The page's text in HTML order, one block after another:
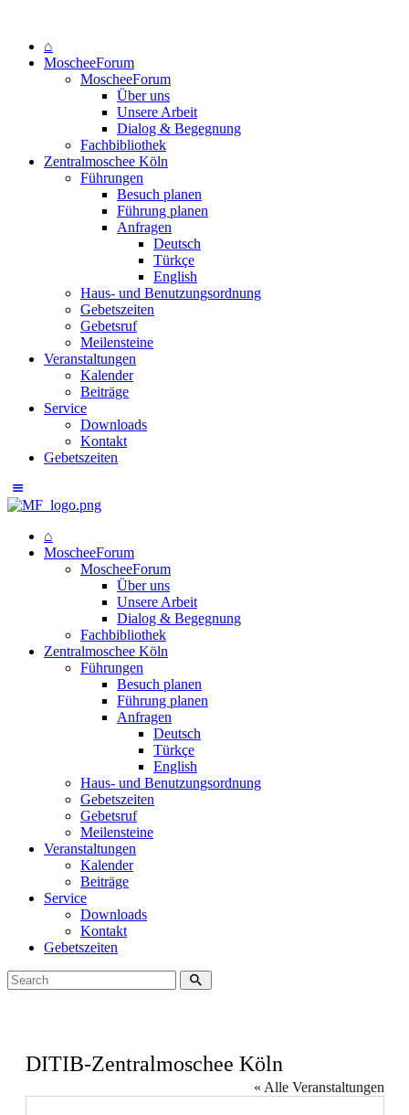
⌂
MoscheeForum
MoscheeForum
Über uns
Unsere Arbeit
Dialog & Begegnung
Fachbibliothek
Zentralmoschee Köln
Führungen
Besuch planen
Führung planen
Anfragen
Deutsch
Türkçe
English
Haus- und Benutzungsordnung
Gebetszeiten
Gebetsruf
Meilensteine
Veranstaltungen
Kalender
Beiträge
Service
Downloads
Kontakt
Gebetszeiten
⌂
MoscheeForum
MoscheeForum
Über uns
Unsere Arbeit
Dialog & Begegnung
Fachbibliothek
Zentralmoschee Köln
Führungen
Besuch planen
Führung planen
Anfragen
Deutsch
Türkçe
English
Haus- und Benutzungsordnung
Gebetszeiten
Gebetsruf
Meilensteine
Veranstaltungen
Kalender
Beiträge
Service
Downloads
Kontakt
Gebetszeiten
DITIB-Zentralmoschee Köln
« Alle Veranstaltungen